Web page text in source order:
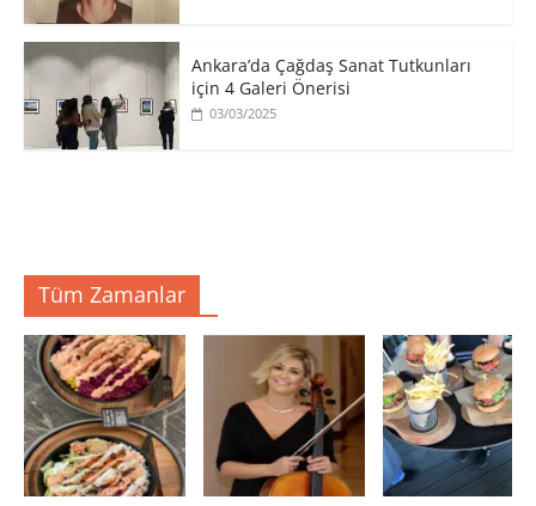
Ankara’da Çağdaş Sanat Tutkunları
için 4 Galeri Önerisi
03/03/2025
Tüm Zamanlar